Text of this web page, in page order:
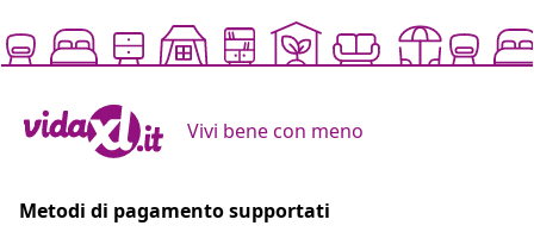
Vivi bene con meno
Metodi di pagamento supportati